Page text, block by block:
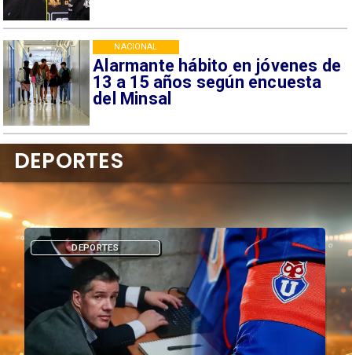
Alarmante hábito en jóvenes de
13 a 15 años según encuesta
del Minsal
NACIONAL
DEPORTES
DEPORTES